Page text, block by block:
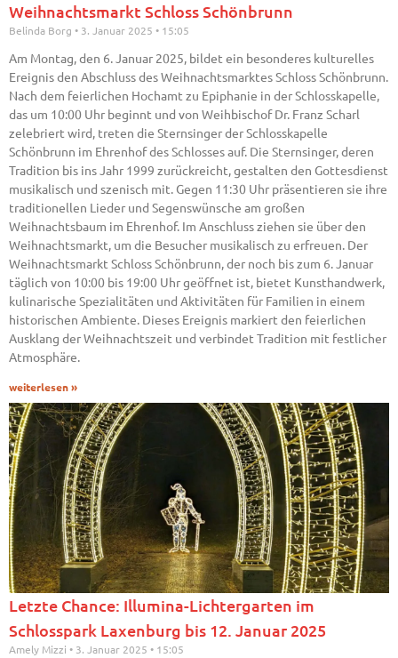
Weihnachtsmarkt Schloss Schönbrunn
Belinda Borg 3. Januar 2025 15:05
Am Montag, den 6. Januar 2025, bildet ein besonderes kulturelles
Ereignis den Abschluss des Weihnachtsmarktes Schloss Schönbrunn.
Nach dem feierlichen Hochamt zu Epiphanie in der Schlosskapelle,
das um 10:00 Uhr beginnt und von Weihbischof Dr. Franz Scharl
zelebriert wird, treten die Sternsinger der Schlosskapelle
Schönbrunn im Ehrenhof des Schlosses auf. Die Sternsinger, deren
Tradition bis ins Jahr 1999 zurückreicht, gestalten den Gottesdienst
musikalisch und szenisch mit. Gegen 11:30 Uhr präsentieren sie ihre
traditionellen Lieder und Segenswünsche am großen
Weihnachtsbaum im Ehrenhof. Im Anschluss ziehen sie über den
Weihnachtsmarkt, um die Besucher musikalisch zu erfreuen. Der
Weihnachtsmarkt Schloss Schönbrunn, der noch bis zum 6. Januar
täglich von 10:00 bis 19:00 Uhr geöffnet ist, bietet Kunsthandwerk,
kulinarische Spezialitäten und Aktivitäten für Familien in einem
historischen Ambiente. Dieses Ereignis markiert den feierlichen
Ausklang der Weihnachtszeit und verbindet Tradition mit festlicher
Atmosphäre.
weiterlesen »
Letzte Chance: Illumina-Lichtergarten im
Schlosspark Laxenburg bis 12. Januar 2025
Amely Mizzi 3. Januar 2025 15:05